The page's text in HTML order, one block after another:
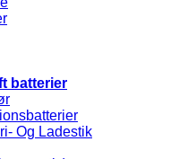
batterier
Og Ladestik